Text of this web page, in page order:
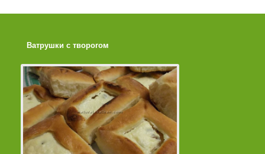
Ватрушки с творогом